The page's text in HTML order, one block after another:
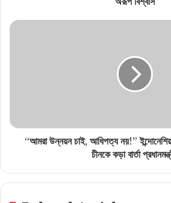
“আমরা উন্নয়ন চাই, আধিপত্য নয়!”
চীনকে কড়া বার্তা